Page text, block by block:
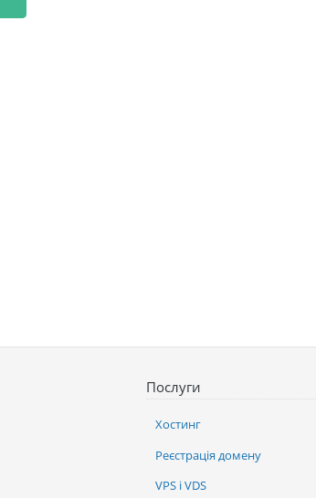
Послуги
Хостинг
Реєстрація домену
VPS і VDS